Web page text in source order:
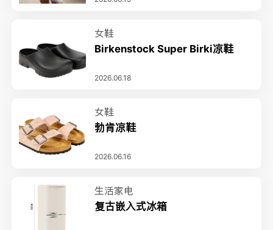
女鞋
Birkenstock Super Birki凉鞋
2026.06.18
女鞋
勃肯凉鞋
2026.06.16
生活家电
复古嵌入式冰箱